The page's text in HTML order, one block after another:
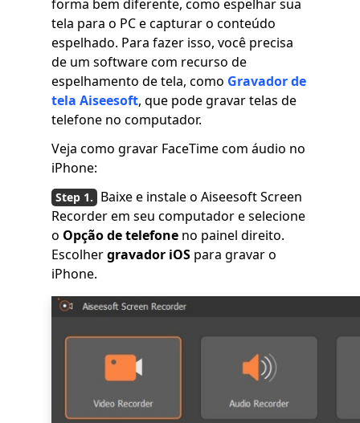
forma bem diferente, como espelhar sua
tela para o PC e capturar o conteúdo
espelhado. Para fazer isso, você precisa
de um software com recurso de
espelhamento de tela, como Gravador de
tela Aiseesoft, que pode gravar telas de
telefone no computador.
Veja como gravar FaceTime com áudio no
iPhone:
Baixe e instale o Aiseesoft Screen
Recorder em seu computador e selecione
o Opção de telefone no painel direito.
Escolhergravador iOS para gravar o
iPhone.